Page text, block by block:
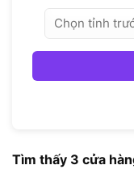
Tìm thấy 3 cửa